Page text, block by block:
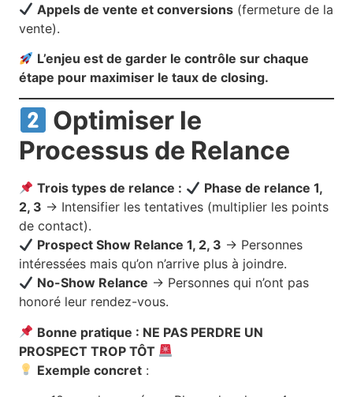
Appels de vente et conversions (fermeture de la
vente).
L’enjeu est de garder le contrôle sur chaque
étape pour maximiser le taux de closing.
Optimiser le
Processus de Relance
Trois types de relance :
Phase de relance 1,
2, 3 → Intensifier les tentatives (multiplier les points
de contact).
Prospect Show Relance 1, 2, 3 → Personnes
intéressées mais qu’on n’arrive plus à joindre.
No-Show Relance → Personnes qui n’ont pas
honoré leur rendez-vous.
Bonne pratique : NE PAS PERDRE UN
PROSPECT TROP TÔT
Exemple concret :